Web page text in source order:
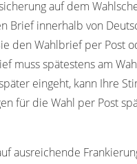
auf dem
Brief innerhalb von
den Wahlbrief per Post
muss spätestens am
eingeht, kann Ihre
für die Wahl per Post
ausreichende